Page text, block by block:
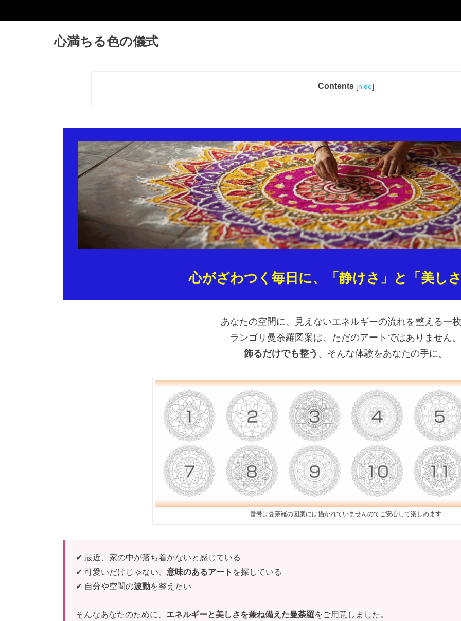
心満ちる色の儀式
Contents [hide]
心がざわつく毎日に、「静けさ」と「美し
あなたの空間に、見えないエネルギーの流れを整える一
ランゴリ曼荼羅図案は、ただのアートではありません。
飾るだけでも整う 、そんな体験をあなたの手に。
番号は曼荼羅の図案には描かれていませんのでご安心して楽しめます
✔ 最近、家の中が落ち着かないと感じている
✔ 可愛いだけじゃない、 意味のあるアート を探している
✔ 自分や空間の波動を整えたい
そんなあなたのために、 エネルギーと美しさを兼ね備えた曼荼羅をご用意しました。